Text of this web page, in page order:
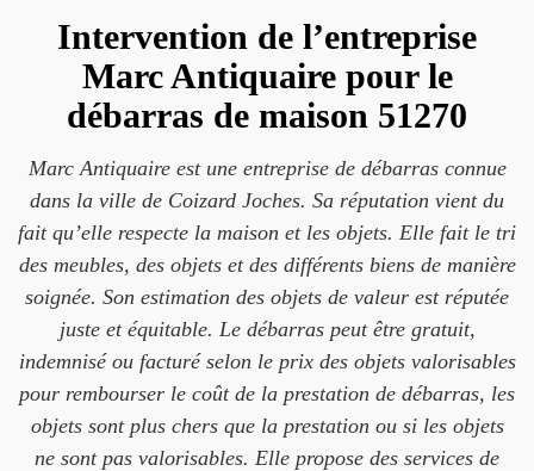
Intervention de l’entreprise
Marc Antiquaire pour le
débarras de maison 51270
Marc Antiquaire est une entreprise de débarras connue
dans la ville de Coizard Joches. Sa réputation vient du
fait qu’elle respecte la maison et les objets. Elle fait le tri
des meubles, des objets et des différents biens de manière
soignée. Son estimation des objets de valeur est réputée
juste et équitable. Le débarras peut être gratuit,
indemnisé ou facturé selon le prix des objets valorisables
pour rembourser le coût de la prestation de débarras, les
objets sont plus chers que la prestation ou si les objets
ne sont pas valorisables. Elle propose des services de